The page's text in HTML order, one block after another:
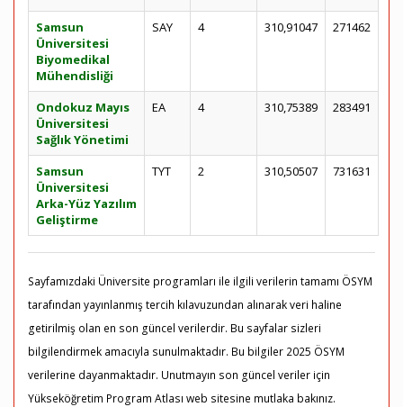
Samsun
Üniversitesi
Biyomedikal
Mühendisliği
SAY 4 310,91047 271462
Ondokuz Mayıs
Üniversitesi
Sağlık Yönetimi
EA 4 310,75389 283491
Samsun
Üniversitesi
Arka-Yüz Yazılım
Geliştirme
TYT 2 310,50507 731631
Sayfamızdaki Üniversite programları ile ilgili verilerin tamamı ÖSYM
tarafından yayınlanmış tercih kılavuzundan alınarak veri haline
getirilmiş olan en son güncel verilerdir. Bu sayfalar sizleri
bilgilendirmek amacıyla sunulmaktadır. Bu bilgiler 2025 ÖSYM
verilerine dayanmaktadır. Unutmayın son güncel veriler için
Yükseköğretim Program Atlası web sitesine mutlaka bakınız.